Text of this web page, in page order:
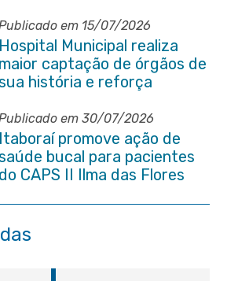
em 15/07/2026
Hospital Municipal realiza
maior captação de órgãos de
história e reforça
com a vida
em 30/07/2026
promove ação de
bucal para pacientes
CAPS II Ilma das Flores